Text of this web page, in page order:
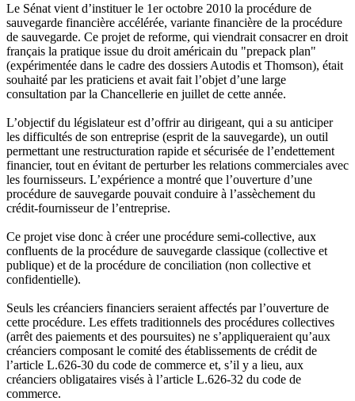
Le Sénat vient d’instituer le 1er octobre 2010 la procédure de
sauvegarde financière accélérée, variante financière de la procédure
de sauvegarde. Ce projet de reforme, qui viendrait consacrer en droit
français la pratique issue du droit américain du "prepack plan"
(expérimentée dans le cadre des dossiers Autodis et Thomson), était
souhaité par les praticiens et avait fait l’objet d’une large
consultation par la Chancellerie en juillet de cette année.
L’objectif du législateur est d’offrir au dirigeant, qui a su anticiper
les difficultés de son entreprise (esprit de la sauvegarde), un outil
permettant une restructuration rapide et sécurisée de l’endettement
financier, tout en évitant de perturber les relations commerciales avec
les fournisseurs. L’expérience a montré que l’ouverture d’une
procédure de sauvegarde pouvait conduire à l’assèchement du
crédit-fournisseur de l’entreprise.
Ce projet vise donc à créer une procédure semi-collective, aux
confluents de la procédure de sauvegarde classique (collective et
publique) et de la procédure de conciliation (non collective et
confidentielle).
Seuls les créanciers financiers seraient affectés par l’ouverture de
cette procédure. Les effets traditionnels des procédures collectives
(arrêt des paiements et des poursuites) ne s’appliqueraient qu’aux
créanciers composant le comité des établissements de crédit de
l’article L.626-30 du code de commerce et, s’il y a lieu, aux
créanciers obligataires visés à l’article L.626-32 du code de
commerce.